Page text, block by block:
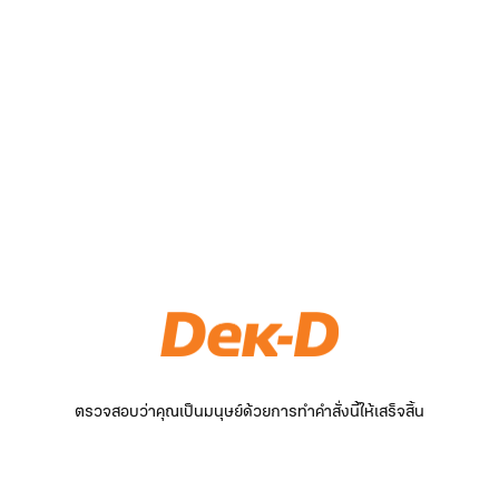
ตรวจสอบว่าคุณเป็นมนุษย์ด้วยการทำคำสั่งนี้ให้เสร็จสิ้น